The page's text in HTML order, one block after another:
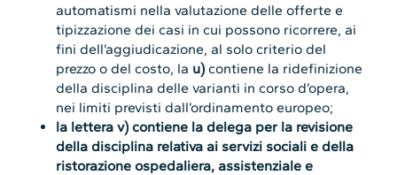
automatismi nella valutazione delle offerte e
tipizzazione dei casi in cui possono ricorrere, ai
fini dell’aggiudicazione, al solo criterio del
prezzo o del costo, la u)contiene la ridefinizione
della disciplina delle varianti in corso d’opera,
nei limiti previsti dall’ordinamento europeo;
la lettera v) contiene la delega per la revisione
della disciplina relativa ai servizi sociali e della
ristorazione ospedaliera, assistenziale e